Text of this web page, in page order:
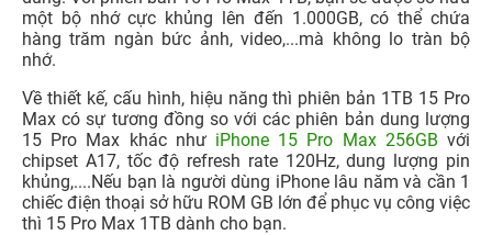
một bộ nhớ cực khủng lên đến 1.000GB, có thể chứa
hàng trăm ngàn bức ảnh, video,...mà không lo tràn bộ
nhớ.
Về thiết kế, cấu hình, hiệu năng thì phiên bản 1TB 15 Pro
Max có sự tương đồng so với các phiên bản dung lượng
15 Pro Max khác như iPhone 15 Pro Max 256GB với
chipset A17, tốc độ refresh rate 120Hz, dung lượng pin
khủng,....Nếu bạn là người dùng iPhone lâu năm và cần 1
chiếc điện thoại sở hữu ROM GB lớn để phục vụ công việc
thì 15 Pro Max 1TB dành cho bạn.